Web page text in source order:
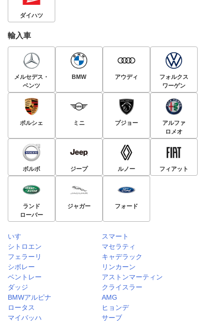
ダイハツ
輸入車
メルセデス・
ベンツ
BMW アウディ
フォルクス
ワーゲン
ポルシェ ミニ プジョー
アルファ
ロメオ
ボルボ ジープ ルノー フィアット
ランド
ローバー
ジャガー フォード
いすゞ
スマート
シトロエン
マセラティ
フェラーリ
キャデラック
シボレー
リンカーン
ベントレー
アストンマーティン
ダッジ
クライスラー
BMWアルピナ
AMG
ロータス
ヒョンデ
マイバッハ
サーブ